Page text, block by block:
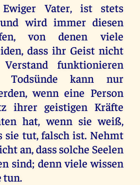
Vater, ist stets
wird immer diesen
von denen viele
dass ihr Geist nicht
funktionieren
Todsünde kann nur
wenn eine Person
ihrer geistigen Kräfte
hat, wenn sie weiß,
sie tut, falsch ist. Nehmt
an, dass solche Seelen
sind; denn viele wissen
tun.